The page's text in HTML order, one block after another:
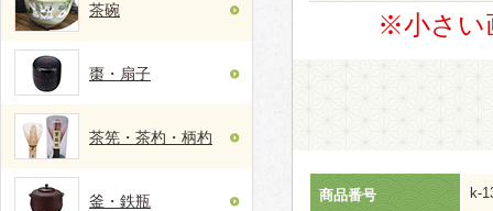
茶碗
棗・扇子
茶筅・茶杓・柄杓
釜・鉄瓶
※小さい
商品番号 k-